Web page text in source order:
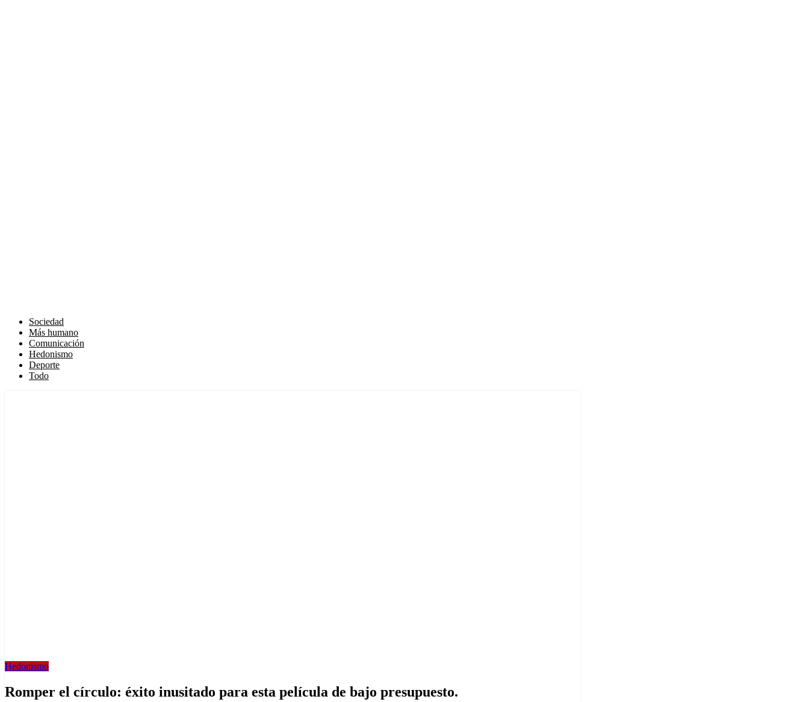
Sociedad
Más humano
Comunicación
Hedonismo
Deporte
Todo
Hedonismo
Romper el círculo: éxito inusitado para esta película de bajo presupuesto.